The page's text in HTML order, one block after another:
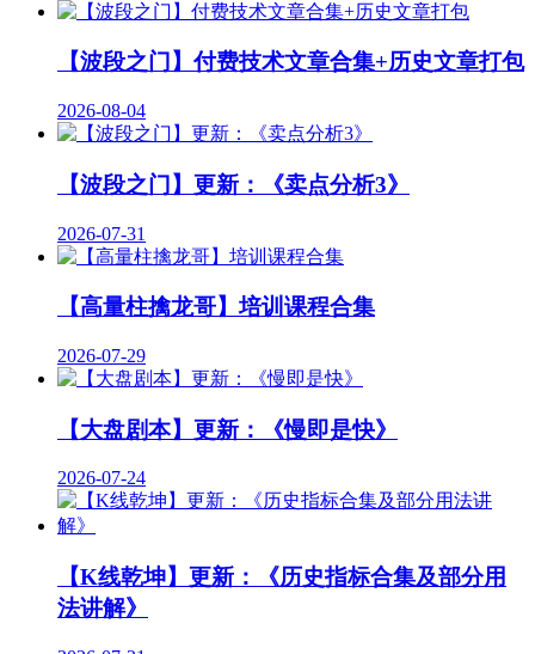
【波段之门】付费技术文章合集+历史文章打包
2026-08-04
【波段之门】更新：《卖点分析3》
2026-07-31
【高量柱擒龙哥】培训课程合集
2026-07-29
【大盘剧本】更新：《慢即是快》
2026-07-24
【K线乾坤】更新：《历史指标合集及部分用
法讲解》